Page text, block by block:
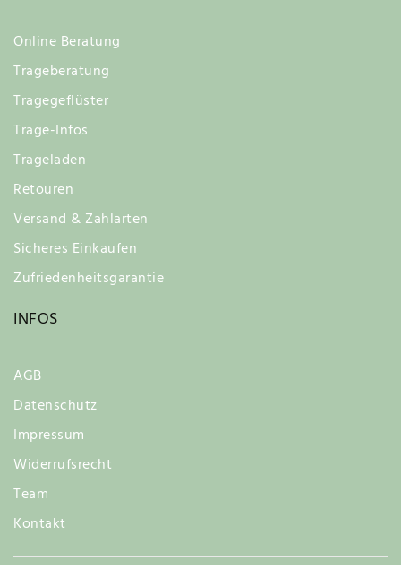
Online Beratung
Trageberatung
Tragegeflüster
Trage-Infos
Trageladen
Retouren
Versand & Zahlarten
Sicheres Einkaufen
Zufriedenheitsgarantie
INFOS
AGB
Datenschutz
Impressum
Widerrufsrecht
Team
Kontakt